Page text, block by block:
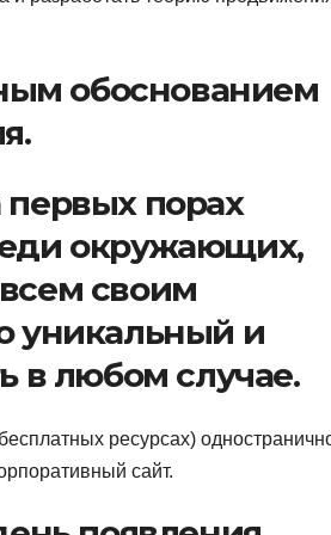
обоснованием
порах
окружающих,
своим
уникальный и
в любом случае.
ресурсах)
сайт.